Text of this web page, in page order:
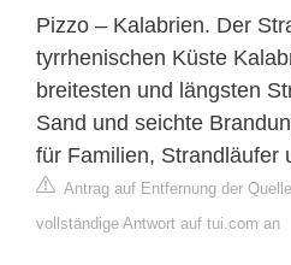
Pizzo – Kalabrien. Der
tyrrhenischen Küste
breitesten und längsten
Sand und seichte
für Familien, Strandläufer
Antrag auf Entfernung der Quelle
vollständige Antwort auf tui.com an